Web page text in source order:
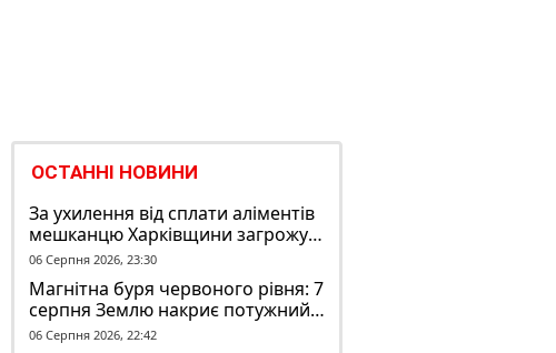
ОСТАННІ НОВИНИ
За ухилення від сплати аліментів
мешканцю Харківщини загрожує
до 2 років обмеження волі
06 Серпня 2026, 23:30
Магнітна буря червоного рівня: 7
серпня Землю накриє потужний
геомагнітний шторм
06 Серпня 2026, 22:42